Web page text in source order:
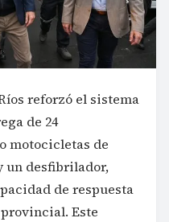
reforzó el sistema
de 24
motocicletas de
un desfibrilador,
de respuesta
Este